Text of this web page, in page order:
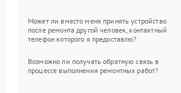
Может ли вместо меня принять устройство
после ремонта другой человек, контактный
телефон которого я предоставлю?
Возможно ли получать обратную связь в
процессе выполнения ремонтных работ?